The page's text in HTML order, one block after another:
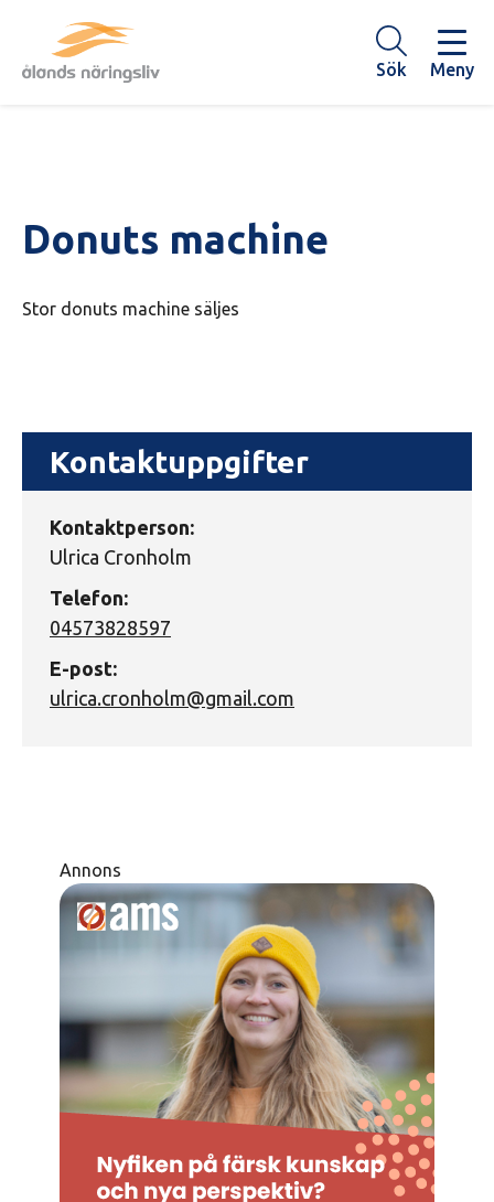
huvudinnehåll
Sök Meny
Donuts machine
Stor donuts machine säljes
Kontaktuppgifter
Kontaktperson:
Ulrica Cronholm
Telefon:
04573828597
E-post:
ulrica.cronholm@gmail.com
Annons